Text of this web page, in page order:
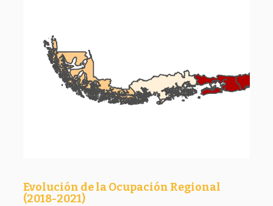
Evolución de la Ocupación Regional
(2018-2021)